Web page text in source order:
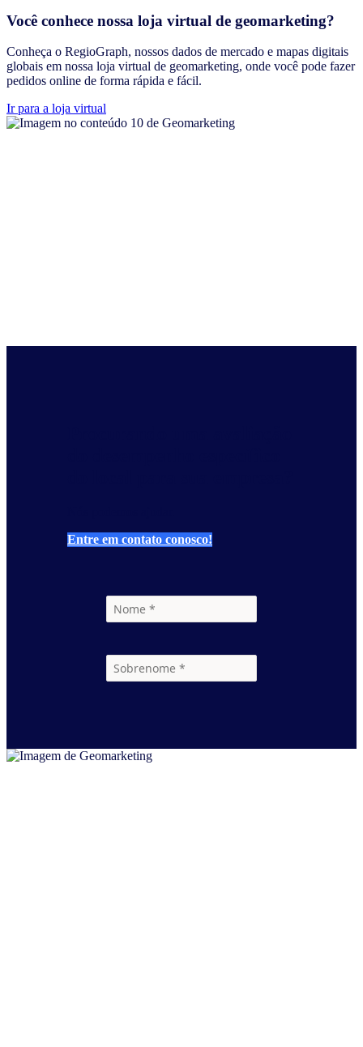
Você conhece nossa loja virtual de geomarketing?
Conheça o RegioGraph, nossos dados de mercado e mapas digitais
globais em nossa loja virtual de geomarketing, onde você pode fazer
pedidos online de forma rápida e fácil.
Ir para a loja virtual
Entre em contato conosco!